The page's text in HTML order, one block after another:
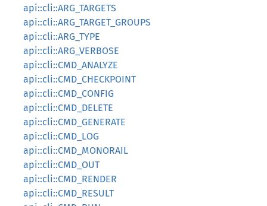
api::cli::ARG_TARGETS
api::cli::ARG_TARGET_GROUPS
api::cli::ARG_TYPE
api::cli::ARG_VERBOSE
api::cli::CMD_ANALYZE
api::cli::CMD_CHECKPOINT
api::cli::CMD_CONFIG
api::cli::CMD_DELETE
api::cli::CMD_GENERATE
api::cli::CMD_LOG
api::cli::CMD_MONORAIL
api::cli::CMD_OUT
api::cli::CMD_RENDER
api::cli::CMD_RESULT